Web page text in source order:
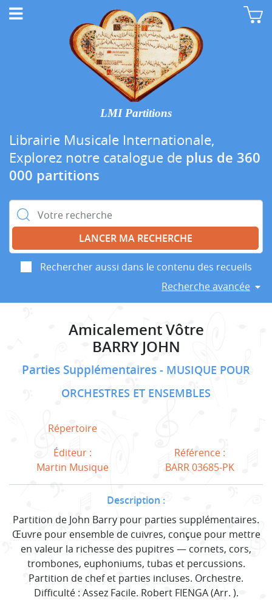
LMI Partitions
Librairie Musicale Internationale,
Explorez notre catalogue de plus de 360
000 partitions
Rechercher :
Rechercher aussi dans le contenu des recueils
Recherche avancée
Amicalement Vôtre
BARRY JOHN
Parties Supplémentaires
MUSIQUE POUR
ORCHESTRES ET ENSEMBLES
Répertoire
Éditeur :
Martin Musique
Référence :
BARR 03685-PK
Description :
Partition de John Barry pour parties supplémentaires.
Œuvre pour ensemble de cuivres, conçue pour mettre
en valeur la richesse des pupitres — cornets, cors,
trombones, euphoniums, tubas et percussions.
Partition de chef et parties incluses. Orchestre.
Difficulté : Assez Facile. Robert FIENGA (Arr. ).